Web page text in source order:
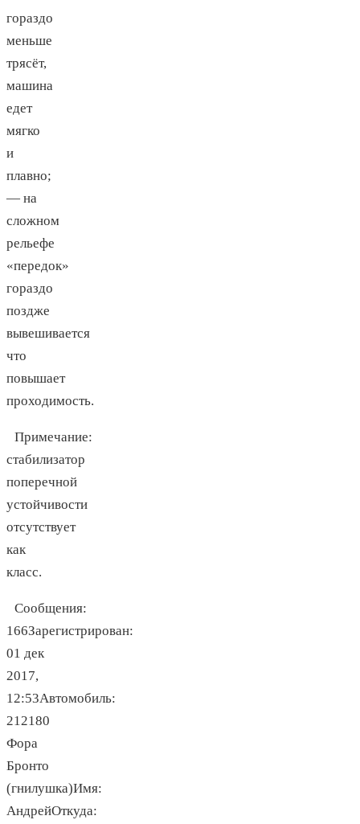
гораздо
меньше
трясёт,
машина
едет
мягко
и
плавно;
— на
сложном
рельефе
«передок»
гораздо
поздже
вывешивается
что
повышает
проходимость.
Примечание:
стабилизатор
поперечной
устойчивости
отсутствует
как
класс.
Сообщения:
166Зарегистрирован:
01 дек
2017,
12:53Автомобиль:
212180
Фора
Бронто
(гнилушка)Имя:
АндрейОткуда: